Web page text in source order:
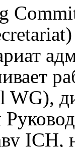
ICH,